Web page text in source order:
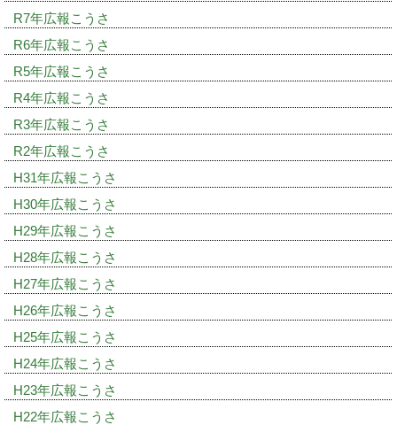
R7年広報こうさ
R6年広報こうさ
R5年広報こうさ
R4年広報こうさ
R3年広報こうさ
R2年広報こうさ
H31年広報こうさ
H30年広報こうさ
H29年広報こうさ
H28年広報こうさ
H27年広報こうさ
H26年広報こうさ
H25年広報こうさ
H24年広報こうさ
H23年広報こうさ
H22年広報こうさ